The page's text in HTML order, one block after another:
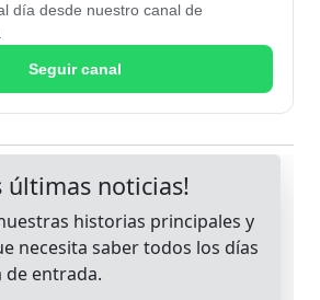
día desde nuestro canal de
Seguir canal